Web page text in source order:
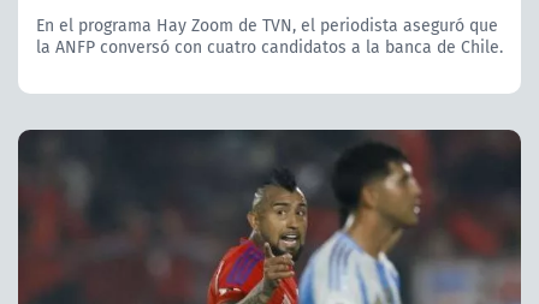
En el programa Hay Zoom de TVN, el periodista aseguró que
la ANFP conversó con cuatro candidatos a la banca de Chile.